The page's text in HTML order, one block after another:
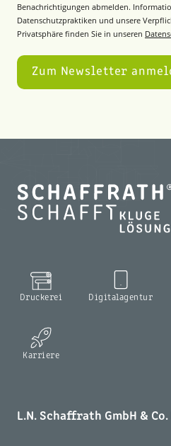
Benachrichtigungen abmelden.
Datenschutzpraktiken und unsere
Privatsphäre finden Sie in unseren
Druckerei Digitalagentur
Karriere
L.N. Schaffrath GmbH & Co.